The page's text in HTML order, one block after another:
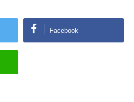
Facebook